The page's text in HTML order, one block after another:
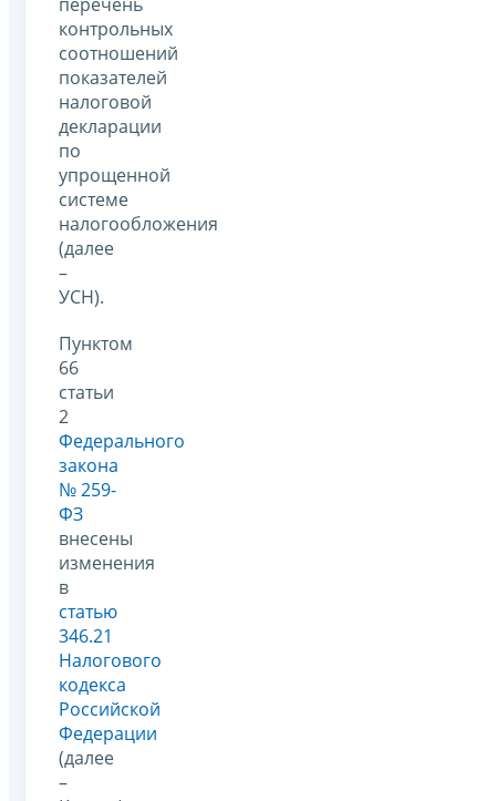
перечень
контрольных
соотношений
показателей
налоговой
декларации
по
упрощенной
системе
налогообложения
(далее
–
УСН).
Пунктом
66
статьи
2
Федерального
закона
№ 259-
ФЗ
внесены
изменения
в
статью
346.21
Налогового
кодекса
Российской
Федерации
(далее
–